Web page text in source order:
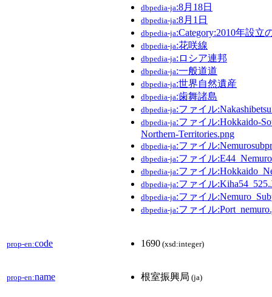
dbpedia-ja:8月18日
dbpedia-ja:8月1日
dbpedia-ja:Category:2010年設立
dbpedia-ja:花咲線
dbpedia-ja:ロシア連邦
dbpedia-ja:一般道道
dbpedia-ja:世界自然遺産
dbpedia-ja:歯舞諸島
dbpedia-ja:ファイル
dbpedia-ja:ファイル:Hokkaido-
Northern-Territories.png
dbpedia-ja:ファイル
dbpedia-ja:ファイル
dbpedia-ja:ファイル
dbpedia-ja:ファイル
dbpedia-ja:ファイル
dbpedia-ja:ファイル
prop-en:code 1690 (xsd:integer)
prop-en:name 根室振興局 (ja)